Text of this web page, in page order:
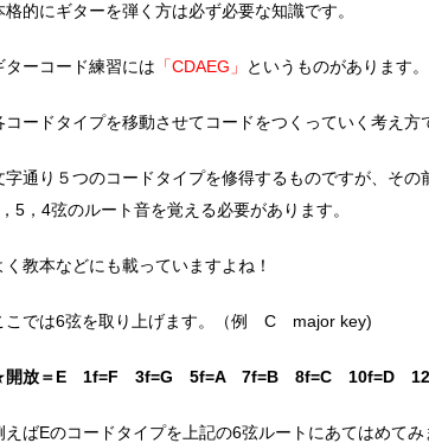
格的にギターを弾く方は必ず必要な知識です。
ターコード練習には 「CDAEG」 というものがあります。
コードタイプを移動させてコードをつくっていく考え方
字通り５つのコードタイプを修得するものですが、その
5，4弦のルート音を覚える必要があります。
く教本などにも載っていますよね！
こでは6弦を取り上げます。（例 C major key)
開放＝E 1f=F 3f=G 5f=A 7f=B 8f=C 10f=D
えばEのコードタイプを上記の6弦ルートにあてはめてみ